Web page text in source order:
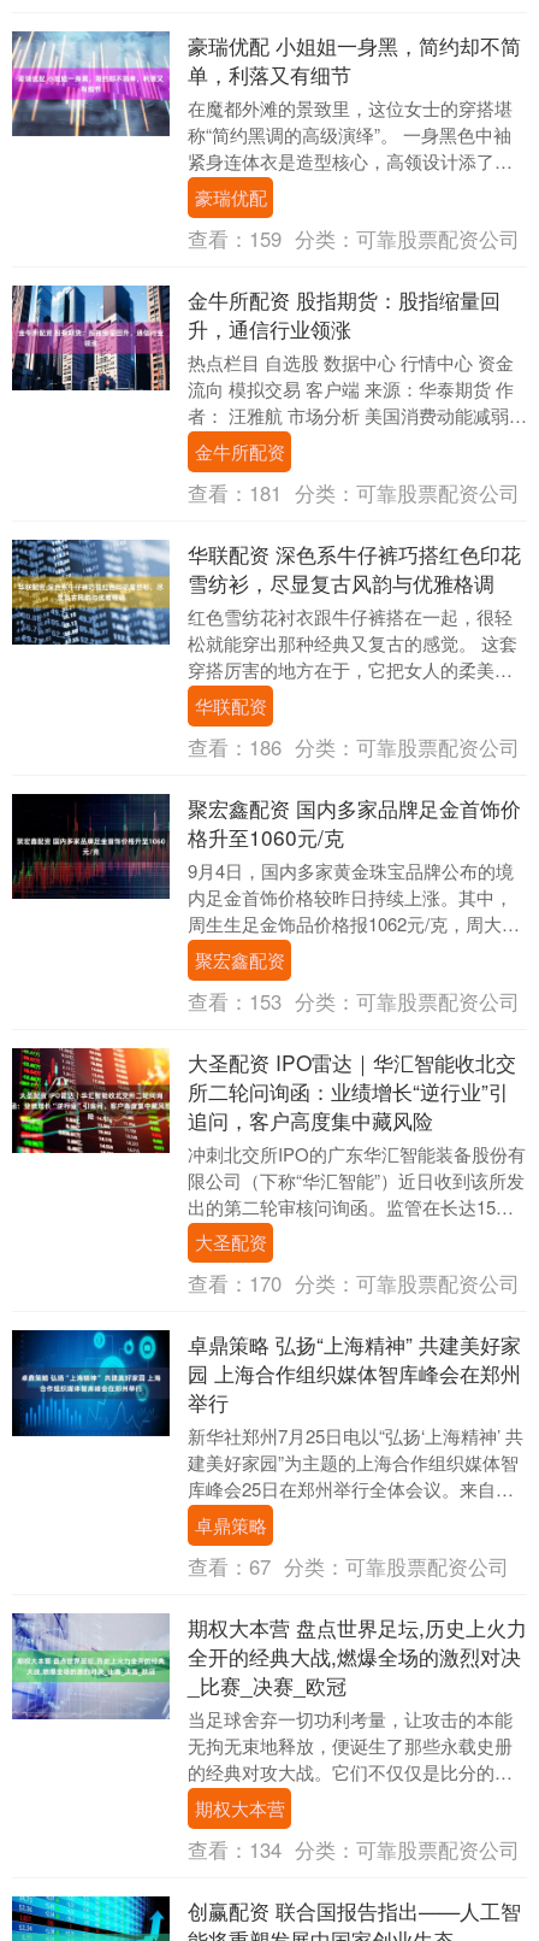
豪瑞优配 小姐姐一身黑，简约却不简
单，利落又有细节
在魔都外滩的景致里，这位女士的穿搭堪
称“简约黑调的高级演绎”。 一身黑色中袖
紧身连体衣是造型核心，高领设计添了精
致感，中袖长度平衡了露肤度，紧身剪裁
精准勾勒身材....
豪瑞优配
查看： 159 分类： 可靠股票配资公司
金牛所配资 股指期货：股指缩量回
升，通信行业领涨
热点栏目 自选股 数据中心 行情中心 资金
流向 模拟交易 客户端 来源：华泰期货 作
者： 汪雅航 市场分析 美国消费动能减弱。
宏观方面，国务院新闻办公室将于11....
金牛所配资
查看： 181 分类： 可靠股票配资公司
华联配资 深色系牛仔裤巧搭红色印花
雪纺衫，尽显复古风韵与优雅格调
红色雪纺花衬衣跟牛仔裤搭在一起，很轻
松就能穿出那种经典又复古的感觉。 这套
穿搭厉害的地方在于，它把女人的柔美和
牛仔布的硬朗感觉给中和了，看起来又舒
服又有格调。 ....
华联配资
查看： 186 分类： 可靠股票配资公司
聚宏鑫配资 国内多家品牌足金首饰价
格升至1060元/克
9月4日，国内多家黄金珠宝品牌公布的境
内足金首饰价格较昨日持续上涨。其中，
周生生足金饰品价格报1062元/克，周大
福、六福珠宝足金首饰价格报1060元/
克。....
聚宏鑫配资
查看： 153 分类： 可靠股票配资公司
大圣配资 IPO雷达｜华汇智能收北交
所二轮问询函：业绩增长“逆行业”引
追问，客户高度集中藏风险
冲刺北交所IPO的广东华汇智能装备股份有
限公司（下称“华汇智能”）近日收到该所发
出的第二轮审核问询函。监管在长达15页
的问询中，直指公司业绩增长可持续性、
流动性....
大圣配资
查看： 170 分类： 可靠股票配资公司
卓鼎策略 弘扬“上海精神” 共建美好家
园 上海合作组织媒体智库峰会在郑州
举行
新华社郑州7月25日电以“弘扬‘上海精神’ 共
建美好家园”为主题的上海合作组织媒体智
库峰会25日在郑州举行全体会议。来自上
合组织成员国、观察员国、对话伙伴的近
2....
卓鼎策略
查看： 67 分类： 可靠股票配资公司
期权大本营 盘点世界足坛,历史上火力
全开的经典大战,燃爆全场的激烈对决
_比赛_决赛_欧冠
当足球舍弃一切功利考量，让攻击的本能
无拘无束地释放，便诞生了那些永载史册
的经典对攻大战。它们不仅仅是比分的较
量，更是人类对进攻艺术的极致追求。这
些史诗级的比赛，....
期权大本营
查看： 134 分类： 可靠股票配资公司
创赢配资 联合国报告指出——人工智